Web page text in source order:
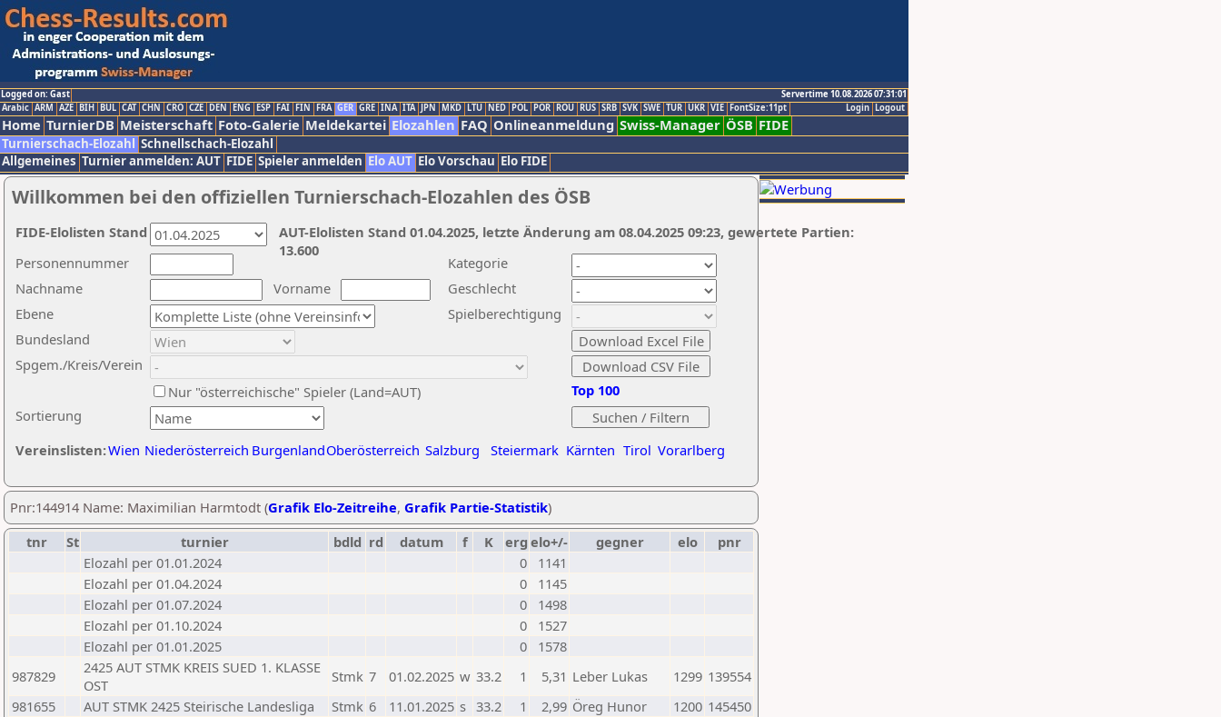
Logged on: Gast
Servertime 10.08.2026 07:31:01
Logout
Login
Arabic ARM AZE BIH BUL CAT CHN CRO CZE DEN ENG ESP FAI FIN FRA GER GRE INA ITA JPN MKD LTU NED POL POR ROU RUS SRB SVK SWE TUR UKR VIE FontSize:11pt
Home TurnierDB Meisterschaft Foto-Galerie Meldekartei Elozahlen FAQ Onlineanmeldung Swiss-Manager ÖSB FIDE
Turnierschach-Elozahl Schnellschach-Elozahl
Allgemeines Turnier anmelden: AUT FIDE Spieler anmelden Elo AUT Elo Vorschau Elo FIDE
Willkommen bei den offiziellen Turnierschach-Elozahlen des ÖSB
Nachname
Vorname
Ebene
Kategorie
Sortierung
Personennummer
Bundesland
Spgem./Kreis/Verein
Geschlecht
Nur "österreichische" Spieler (Land=AUT)
Spielberechtigung
Vereinslisten:Wien Niederösterreich BurgenlandOberösterreich Salzburg Steiermark Kärnten Tirol Vorarlberg
Top 100
AUT-Elolisten Stand 01.04.2025, letzte Änderung am 08.04.2025 09:23, gewertete Partien:
13.600
FIDE-Elolisten Stand
Pnr:144914 Name: Maximilian Harmtodt (Grafik Elo-Zeitreihe, Grafik Partie-Statistik)
tnr
St turnier bdld rd datum f K erg elo+/- gegner elo
pnr
Elozahl per 01.01.2024
0
1141
Elozahl per 01.04.2024
0
1145
Elozahl per 01.07.2024
0
1498
Elozahl per 01.10.2024
0
1527
Elozahl per 01.01.2025
0
1578
987829
2425 AUT STMK KREIS SUED 1. KLASSE
OST
Stmk 7 01.02.2025 w 33.2 1 5,31 Leber Lukas 1299 139554
981655
AUT STMK 2425 Steirische Landesliga Stmk 6 11.01.2025 s 33.2 1 2,99 Öreg Hunor 1200 145450